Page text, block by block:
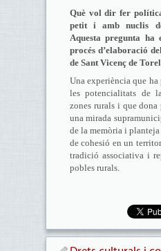
Què vol dir fer
petit i amb nuclis
Aquesta pregunta
procés d’elaboració
de Sant Vicenç de
Una experiència que
les potencialitats de
zones rurals i que dona
una mirada
de la memòria i
de cohesió en un
tradició associativa i
pobles rurals.